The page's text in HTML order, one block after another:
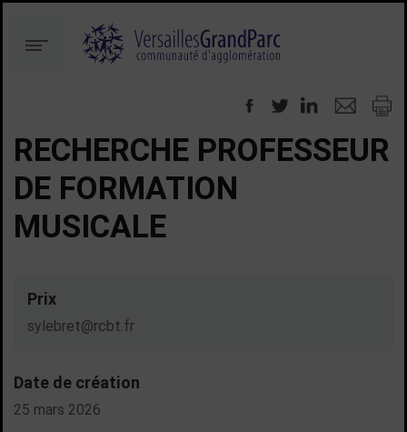
au
contenu
à
Menu
RECHERCHE PROFESSEUR
DE FORMATION
MUSICALE
Date de création
25 mars 2026
Prix
sylebret@rcbt.fr